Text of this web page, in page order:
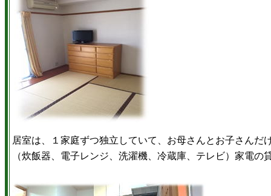
居室は、１家庭ずつ独立していて、お母さんとお子さん
（炊飯器、電子レンジ、洗濯機、冷蔵庫、テレビ）家電